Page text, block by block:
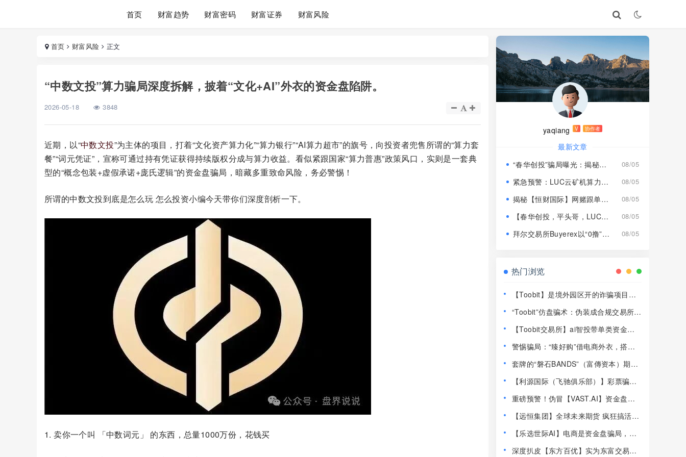
首页 财富趋势 财富密码 财富证券 财富风险
首页 财富风险 正文
“中数文投”算力骗局深度拆解，披着“文化+AI”外衣的资金盘陷阱。
2026-05-18 3848
近期，以“中数文投”为主体的项目，打着“文化资产算力化”“算力银行”“AI算力超市”的旗号，向投资者兜售所谓的“算力套
餐”“词元凭证”，宣称可通过持有凭证获得持续版权分成与算力收益。看似紧跟国家“算力普惠”政策风口，实则是一套典
型的“概念包装+虚假承诺+庞氏逻辑”的资金盘骗局，暗藏多重致命风险，务必警惕！
所谓的中数文投到底是怎么玩 怎么投资小编今天带你们深度剖析一下。
1. 卖你一个叫 「中数词元」 的东西，总量1000万份，花钱买
yaqiang V 协作者
最新文章
“春华创投”骗局曝光：揭秘项目盘的欺诈手法!
08/05
紧急预警：LUC云矿机算力项目风险激增，高额挖矿收益背后全是套路 08/05
揭秘【恒财国际】网赌跟单盘深度风险预警！ 08/05
【春华创投，平头哥，LUC永久矿机】这3个项目都是骗局！已经收割，速度撤离！ 08/05
拜尔交易所Buyerex以“0撸”为噱头的分红类资金盘骗局，远离！ 08/05
热门浏览
【Toobit】是境外园区开的诈骗项目，
“Toobit”仿盘骗术：伪装成合规交易所，
骗局！
【Toobit交易所】ai智投带单类资金盘
离！
警惕骗局：“臻好购”借电商外衣，搭建
套牌的“磐石BANDS”（富傳资本）期货
将崩盘跑路！
【利源国际（飞驰俱乐部）】彩票骗
跑路！
重磅预警！伪冒【VAST.AI】资金盘传
【远恒集团】全球未来期货 疯狂搞活动
【乐选世际AI】电商是资金盘骗局，典
深度扒皮【东方百优】实为东富交易所